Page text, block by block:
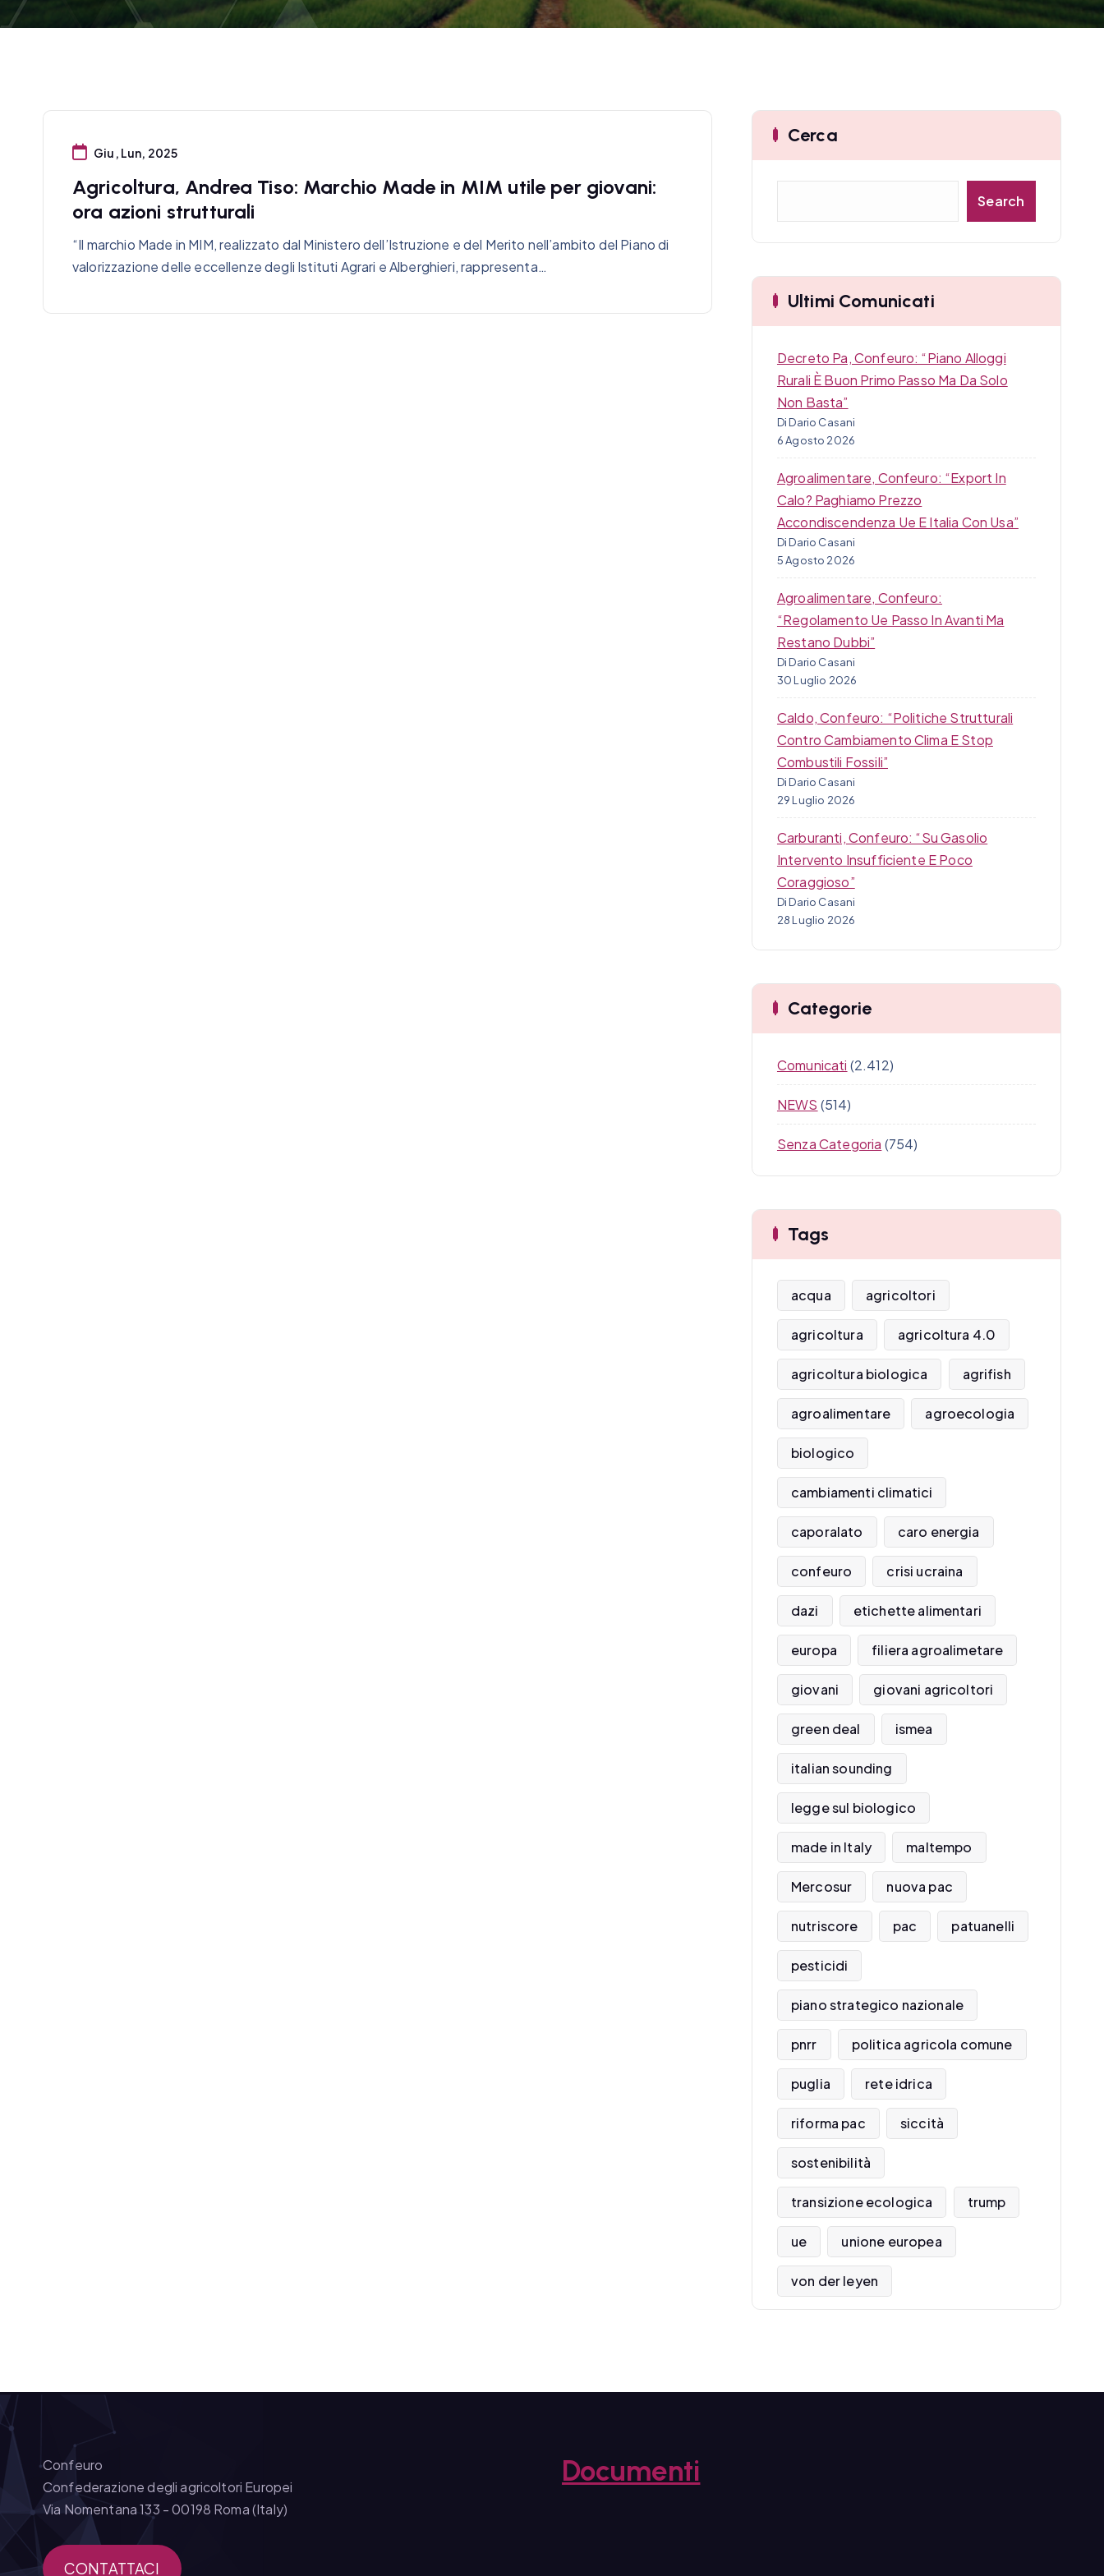
Giu, Lun, 2025
Agricoltura, Andrea Tiso: Marchio Made in MIM utile per giovani:
ora azioni strutturali
“Il marchio Made in MIM, realizzato dal Ministero dell’Istruzione e del Merito nell’ambito del Piano di
valorizzazione delle eccellenze degli Istituti Agrari e Alberghieri, rappresenta…
Cerca
a
Search
Ultimi Comunicati
Decreto Pa, Confeuro: “Piano Alloggi
Rurali È Buon Primo Passo Ma Da Solo
Non Basta”
Di Dario Casani
6 Agosto 2026
Agroalimentare, Confeuro: “Export In
Calo? Paghiamo Prezzo
Accondiscendenza Ue E Italia Con Usa”
Di Dario Casani
5 Agosto 2026
Agroalimentare, Confeuro:
“Regolamento Ue Passo In Avanti Ma
Restano Dubbi”
Di Dario Casani
30 Luglio 2026
Caldo, Confeuro: “Politiche Strutturali
Contro Cambiamento Clima E Stop
Combustili Fossili”
Di Dario Casani
29 Luglio 2026
Carburanti, Confeuro: “Su Gasolio
Intervento Insufficiente E Poco
Coraggioso”
Di Dario Casani
28 Luglio 2026
Categorie
Comunicati (2.412)
NEWS (514)
Senza Categoria (754)
Tags
acqua agricoltori
agricoltura agricoltura 4.0
agricoltura biologica agrifish
agroalimentare agroecologia
biologico
cambiamenti climatici
caporalato caro energia
confeuro crisi ucraina
dazi etichette alimentari
europa filiera agroalimetare
giovani giovani agricoltori
green deal ismea
italian sounding
legge sul biologico
made in Italy maltempo
Mercosur nuova pac
nutriscore pac patuanelli
pesticidi
piano strategico nazionale
pnrr politica agricola comune
puglia rete idrica
riforma pac siccità
sostenibilità
transizione ecologica trump
ue unione europea
von der leyen
Confeuro
Confederazione degli agricoltori Europei
Via Nomentana 133 - 00198 Roma (Italy)
CONTATTACI
Documenti